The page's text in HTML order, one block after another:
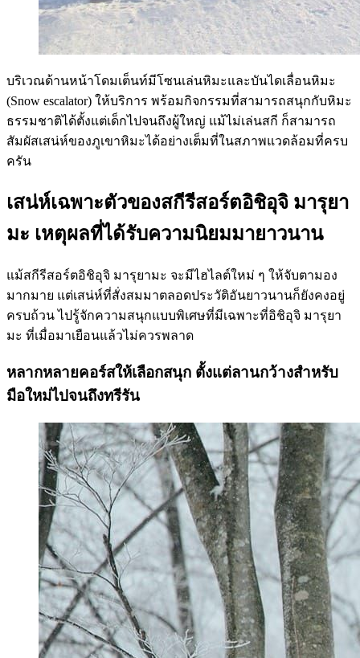
บริเวณด้านหน้าโดมเต็นท์มีโซนเล่นหิมะและบันไดเลื่อนหิมะ
(Snow escalator) ให้บริการ พร้อมกิจกรรมที่สามารถสนุกกับหิมะ
ธรรมชาติได้ตั้งแต่เด็กไปจนถึงผู้ใหญ่ แม้ไม่เล่นสกี ก็สามารถ
สัมผัสเสน่ห์ของภูเขาหิมะได้อย่างเต็มที่ในสภาพแวดล้อมที่ครบ
ครัน
เสน่ห์เฉพาะตัวของสกีรีสอร์ตอิชิอุจิ มารุยา
มะ เหตุผลที่ได้รับความนิยมมายาวนาน
แม้สกีรีสอร์ตอิชิอุจิ มารุยามะ จะมีไฮไลต์ใหม่ ๆ ให้จับตามอง
มากมาย แต่เสน่ห์ที่สั่งสมมาตลอดประวัติอันยาวนานก็ยังคงอยู่
ครบถ้วน ไปรู้จักความสนุกแบบพิเศษที่มีเฉพาะที่อิชิอุจิ มารุยา
มะ ที่เมื่อมาเยือนแล้วไม่ควรพลาด
หลากหลายคอร์สให้เลือกสนุก ตั้งแต่ลานกว้างสำหรับ
มือใหม่ไปจนถึงทรีรัน